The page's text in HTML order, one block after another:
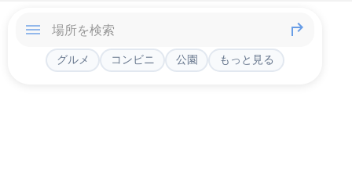
グルメ コンビニ 公園 もっと見る